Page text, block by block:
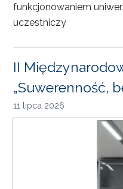
funkcjonowaniem
uczestniczy
II
„Suwerenność,
11 lipca 2026